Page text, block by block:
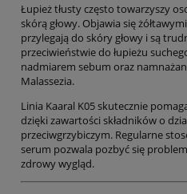
Łupież tłusty często towarzyszy
skórą głowy. Objawia się
przylegają do skóry głowy i są
przeciwieństwie do łupieżu
nadmiarem sebum oraz
Malassezia.
Linia Kaaral K05 skutecznie
dzięki zawartości składników o
przeciwgrzybiczym. Regularne
serum pozwala pozbyć się
zdrowy wygląd.